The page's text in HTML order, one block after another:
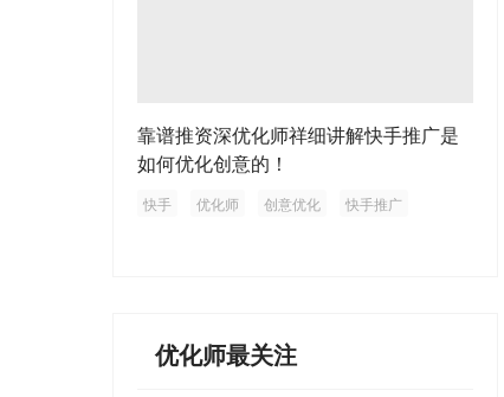
靠谱推资深优化师祥细讲解快手推广是
如何优化创意的！
快手 优化师 创意优化 快手推广
优化师最关注